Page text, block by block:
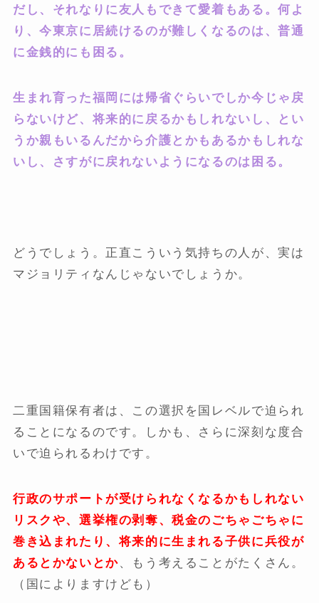
だし、それなりに友人もできて愛着もある。何よ
り、今東京に居続けるのが難しくなるのは、普通
に金銭的にも困る。
生まれ育った福岡には帰省ぐらいでしか今じゃ戻
らないけど、将来的に戻るかもしれないし、とい
うか親もいるんだから介護とかもあるかもしれな
いし、さすがに戻れないようになるのは困る。
どうでしょう。正直こういう気持ちの人が、実は
マジョリティなんじゃないでしょうか。
二重国籍保有者は、この選択を国レベルで迫られ
ることになるのです。しかも、さらに深刻な度合
いで迫られるわけです。
行政のサポートが受けられなくなるかもしれない
リスクや、選挙権の剥奪、税金のごちゃごちゃに
巻き込まれたり、将来的に生まれる子供に兵役が
あるとかないとか、もう考えることがたくさん。
（国によりますけども）